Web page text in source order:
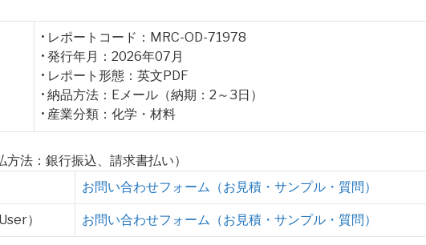
• レポートコード：MRC-OD-71978
• 発行年月：2026年07月
• レポート形態：英文PDF
• 納品方法：Eメール（納期：2～3日）
• 産業分類：化学・材料
法：銀行振込、請求書払い）
お問い合わせフォーム（お見積・サンプル・質問）
） お問い合わせフォーム（お見積・サンプル・質問）